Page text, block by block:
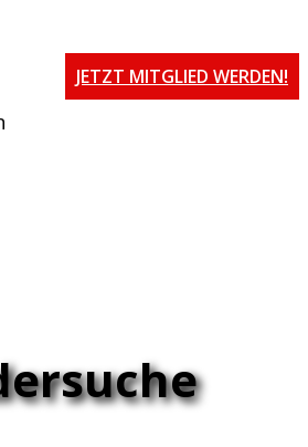
JETZT MITGLIED WERDEN!